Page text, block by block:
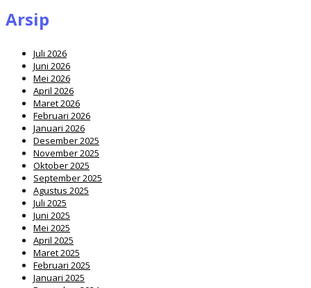
Arsip
Juli 2026
Juni 2026
Mei 2026
April 2026
Maret 2026
Februari 2026
Januari 2026
Desember 2025
November 2025
Oktober 2025
September 2025
Agustus 2025
Juli 2025
Juni 2025
Mei 2025
April 2025
Maret 2025
Februari 2025
Januari 2025